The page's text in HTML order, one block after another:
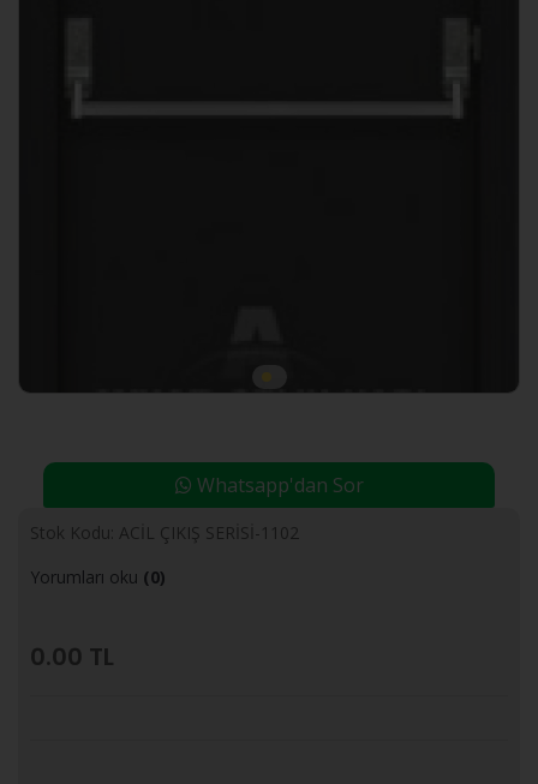
Whatsapp'dan Sor
Stok Kodu: ACİL ÇIKIŞ SERİSİ-1102
Yorumları oku (0)
0.00 TL